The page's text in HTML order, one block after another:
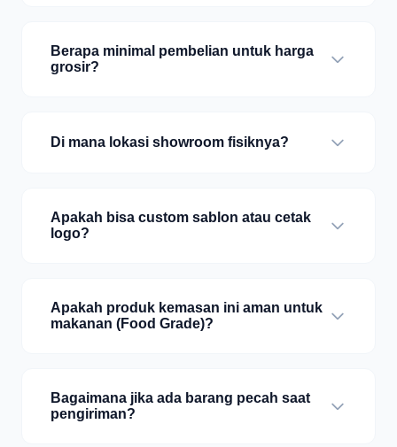
Berapa minimal pembelian untuk harga
grosir?
Di mana lokasi showroom fisiknya?
Apakah bisa custom sablon atau cetak
logo?
Apakah produk kemasan ini aman untuk
makanan (Food Grade)?
Bagaimana jika ada barang pecah saat
pengiriman?